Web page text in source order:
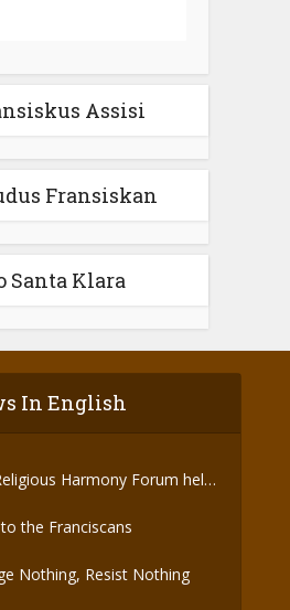
Assisi
Fransiskan
Santa Klara
In English
Harmony Forum held
the Franciscans
Nothing, Resist Nothing